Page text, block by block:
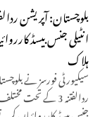
ہلاک
سیکیورٹی فورسز نے
ردالفتنہ 3 کے تحت